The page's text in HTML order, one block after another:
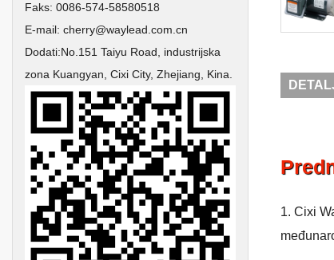
Faks: 0086-574-58580518
E-mail: cherry@waylead.com.cn
Dodati:No.151 Taiyu Road, industrijska
zona Kuangyan, Cixi City, Zhejiang, Kina.
1. Cixi